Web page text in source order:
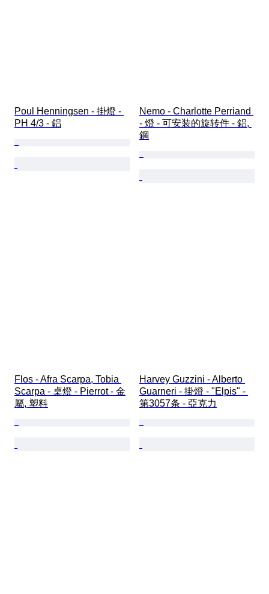
Poul Henningsen - 掛燈 -
PH 4/3 - 鋁
Nemo - Charlotte Perriand
- 燈 - 可安装的旋转件 - 鋁,
鋼
Flos - Afra Scarpa, Tobia
Scarpa - 桌燈 - Pierrot - 金
屬, 塑料
Harvey Guzzini - Alberto
Guarneri - 掛燈 - "Elpis" -
第3057条 - 亞克力